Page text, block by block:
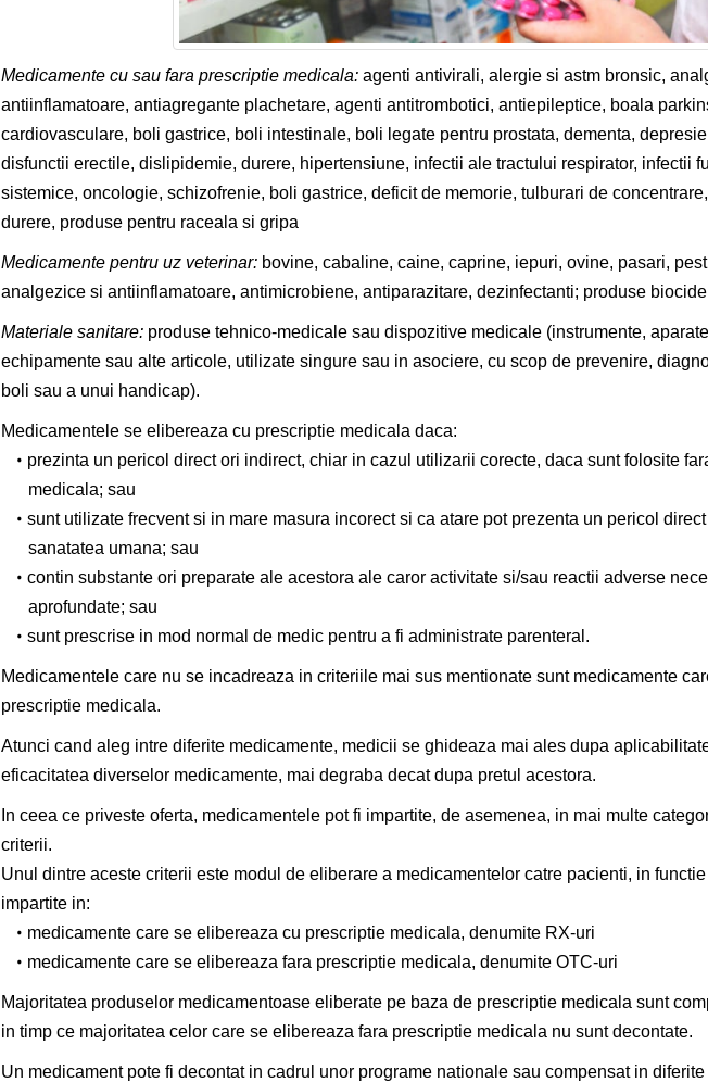
Medicamente cu sau fara prescriptie medicala:agenti antivirali, alergie si astm bronsic,
antiinflamatoare, antiagregante plachetare, agenti antitrombotici, antiepileptice, boala
cardiovasculare, boli gastrice, boli intestinale, boli legate pentru prostata, dementa,
disfunctii erectile, dislipidemie, durere, hipertensiune, infectii ale tractului respirator, infectii
sistemice, oncologie, schizofrenie, boli gastrice, deficit de memorie, tulburari de
durere, produse pentru raceala si gripa
Medicamente pentru uz veterinar:bovine, cabaline, caine, caprine, iepuri, ovine, pasari,
analgezice si antiinflamatoare, antimicrobiene, antiparazitare, dezinfectanti; produse
Materiale sanitare:produse tehnico-medicale sau dispozitive medicale (instrumente,
echipamente sau alte articole, utilizate singure sau in asociere, cu scop de prevenire,
boli sau a unui handicap).
Medicamentele se elibereaza cu prescriptie medicala daca:
prezinta un pericol direct ori indirect, chiar in cazul utilizarii corecte, daca sunt folosite
medicala; sau
sunt utilizate frecvent si in mare masura incorect si ca atare pot prezenta un pericol
sanatatea umana; sau
contin substante ori preparate ale acestora ale caror activitate si/sau reactii adverse
aprofundate; sau
sunt prescrise in mod normal de medic pentru a fi administrate parenteral.
Medicamentele care nu se incadreaza in criteriile mai sus mentionate sunt medicamente
prescriptie medicala.
Atunci cand aleg intre diferite medicamente, medicii se ghideaza mai ales dupa
eficacitatea diverselor medicamente, mai degraba decat dupa pretul acestora.
In ceea ce priveste oferta, medicamentele pot fi impartite, de asemenea, in mai multe
criterii.
Unul dintre aceste criterii este modul de eliberare a medicamentelor catre pacienti, in
impartite in:
medicamente care se elibereaza cu prescriptie medicala, denumite RX-uri
medicamente care se elibereaza fara prescriptie medicala, denumite OTC-uri
Majoritatea produselor medicamentoase eliberate pe baza de prescriptie medicala sunt
in timp ce majoritatea celor care se elibereaza fara prescriptie medicala nu sunt decontate.
Un medicament pote fi decontat in cadrul unor programe nationale sau compensat in